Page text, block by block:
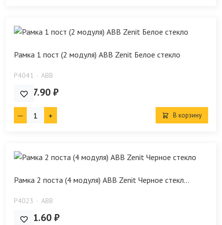
Рамка 1 пост (2 модуля) ABB Zenit Белое стекло
P4041 ABB
4 077.90 ₽
В корзину
Рамка 2 поста (4 модуля) ABB Zenit Черное стекл...
P4023 ABB
4 811.60 ₽